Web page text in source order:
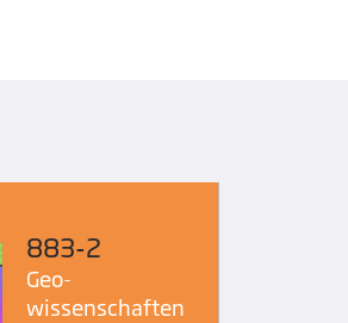
883-2
Geo­
wissenschaften